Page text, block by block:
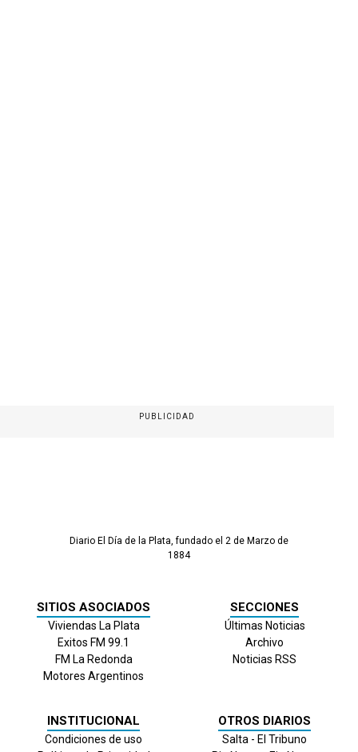
PUBLICIDAD
Diario El Día de la Plata, fundado el 2 de Marzo de
1884
SITIOS ASOCIADOS
Viviendas La Plata
Exitos FM 99.1
FM La Redonda
Motores Argentinos
SECCIONES
Últimas Noticias
Archivo
Noticias RSS
INSTITUCIONAL
Condiciones de uso
OTROS DIARIOS
Salta - El Tribuno